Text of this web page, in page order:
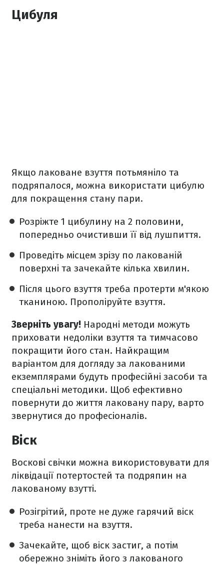
Цибуля
Якщо лаковане взуття потьмяніло та
подряпалося, можна використати цибулю
для покращення стану пари.
Розріжте 1 цибулину на 2 половини,
попередньо очистивши її від лушпиття.
Проведіть місцем зрізу по лакованій
поверхні та зачекайте кілька хвилин.
Після цього взуття треба протерти м'якою
тканиною. Прополіруйте взуття.
Зверніть увагу! Народні методи можуть
приховати недоліки взуття та тимчасово
покращити його стан. Найкращим
варіантом для догляду за лакованими
екземплярами будуть професійні засоби та
спеціальні методики. Щоб ефективно
повернути до життя лаковану пару, варто
звернутися до професіоналів.
Віск
Воскові свічки можна використовувати для
ліквідації потертостей та подряпин на
лакованому взутті.
Розігрітий, проте не дуже гарячий віск
треба нанести на взуття.
Зачекайте, щоб віск застиг, а потім
обережно зніміть його з лакованого